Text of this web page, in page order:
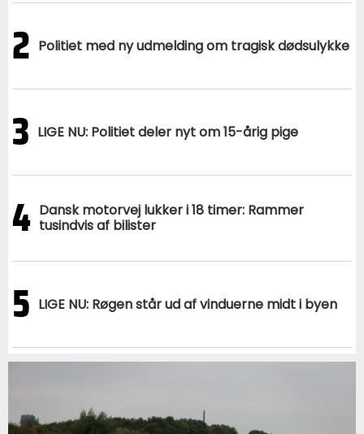
2 Politiet med ny udmelding om tragisk dødsulykke
3 LIGE NU: Politiet deler nyt om 15-årig pige
4 Dansk motorvej lukker i 18 timer: Rammer
tusindvis af bilister
5 LIGE NU: Røgen står ud af vinduerne midt i byen